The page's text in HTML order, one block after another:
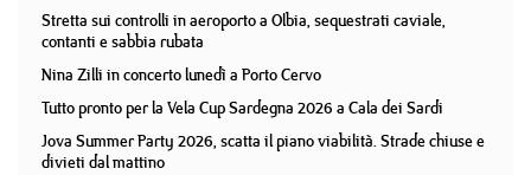
Stretta sui controlli in aeroporto a Olbia, sequestrati caviale,
contanti e sabbia rubata
Nina Zilli in concerto lunedì a Porto Cervo
Tutto pronto per la Vela Cup Sardegna 2026 a Cala dei Sardi
Jova Summer Party 2026, scatta il piano viabilità. Strade chiuse e
divieti dal mattino